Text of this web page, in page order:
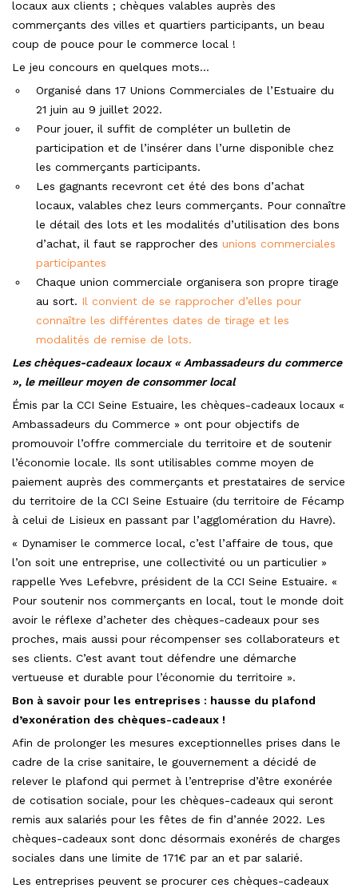
locaux aux clients ; chèques valables auprès des
commerçants des villes et quartiers participants, un beau
coup de pouce pour le commerce local !
Le jeu concours en quelques mots…
Organisé dans 17 Unions Commerciales de l’Estuaire du
21 juin au 9 juillet 2022.
Pour jouer, il suffit de compléter un bulletin de
participation et de l’insérer dans l’urne disponible chez
les commerçants participants.
Les gagnants recevront cet été des bons d’achat
locaux, valables chez leurs commerçants. Pour connaître
le détail des lots et les modalités d’utilisation des bons
d’achat, il faut se rapprocher des unions commerciales
participantes
Chaque union commerciale organisera son propre tirage
au sort. Il convient de se rapprocher d’elles pour
connaître les différentes dates de tirage et les
modalités de remise de lots.
Les chèques-cadeaux locaux « Ambassadeurs du commerce
», le meilleur moyen de consommer local
Émis par la CCI Seine Estuaire, les chèques-cadeaux locaux «
Ambassadeurs du Commerce » ont pour objectifs de
promouvoir l’offre commerciale du territoire et de soutenir
l’économie locale. Ils sont utilisables comme moyen de
paiement auprès des commerçants et prestataires de service
du territoire de la CCI Seine Estuaire (du territoire de Fécamp
à celui de Lisieux en passant par l’agglomération du Havre).
« Dynamiser le commerce local, c’est l’affaire de tous, que
l’on soit une entreprise, une collectivité ou un particulier »
rappelle Yves Lefebvre, président de la CCI Seine Estuaire. «
Pour soutenir nos commerçants en local, tout le monde doit
avoir le réflexe d’acheter des chèques-cadeaux pour ses
proches, mais aussi pour récompenser ses collaborateurs et
ses clients. C’est avant tout défendre une démarche
vertueuse et durable pour l’économie du territoire ».
Bon à savoir pour les entreprises : hausse du plafond
d’exonération des chèques-cadeaux !
Afin de prolonger les mesures exceptionnelles prises dans le
cadre de la crise sanitaire, le gouvernement a décidé de
relever le plafond qui permet à l’entreprise d’être exonérée
de cotisation sociale, pour les chèques-cadeaux qui seront
remis aux salariés pour les fêtes de fin d’année 2022. Les
chèques-cadeaux sont donc désormais exonérés de charges
sociales dans une limite de 171€ par an et par salarié.
Les entreprises peuvent se procurer ces chèques-cadeaux